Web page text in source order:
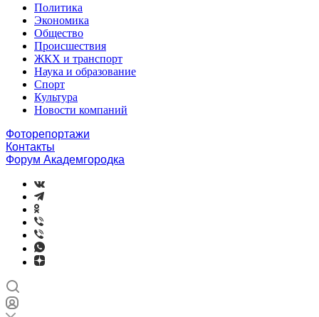
Политика
Экономика
Общество
Происшествия
ЖКХ и транспорт
Наука и образование
Спорт
Культура
Новости компаний
Фоторепортажи
Контакты
Форум Академгородка